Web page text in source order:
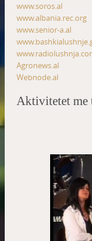
www.soros.al
www.albania.rec.org
www.senior-a.al
Agronews.al
Webnode.al
Aktivitetet me